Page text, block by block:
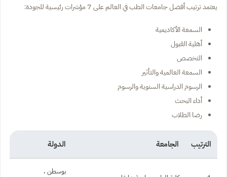
يعتمد ترتيب أفضل جامعات الطب في العالم على 7 مؤشرات رئيسية للجودة:
السمعة الأكاديمية
أهلية القبول
التخصص
السمعة العالمية والتأثير
الرسوم الدراسية السنوية والرسوم
أداء البحث
رضا الطلاب
الترتيب الجامعة الدولة
بوسطن ،